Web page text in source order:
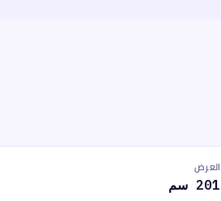
العرض
201 سم